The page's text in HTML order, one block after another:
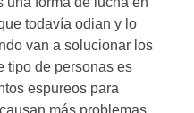
todavía odian y lo
van a solucionar los
tipo de personas es
espureos para
más problemas